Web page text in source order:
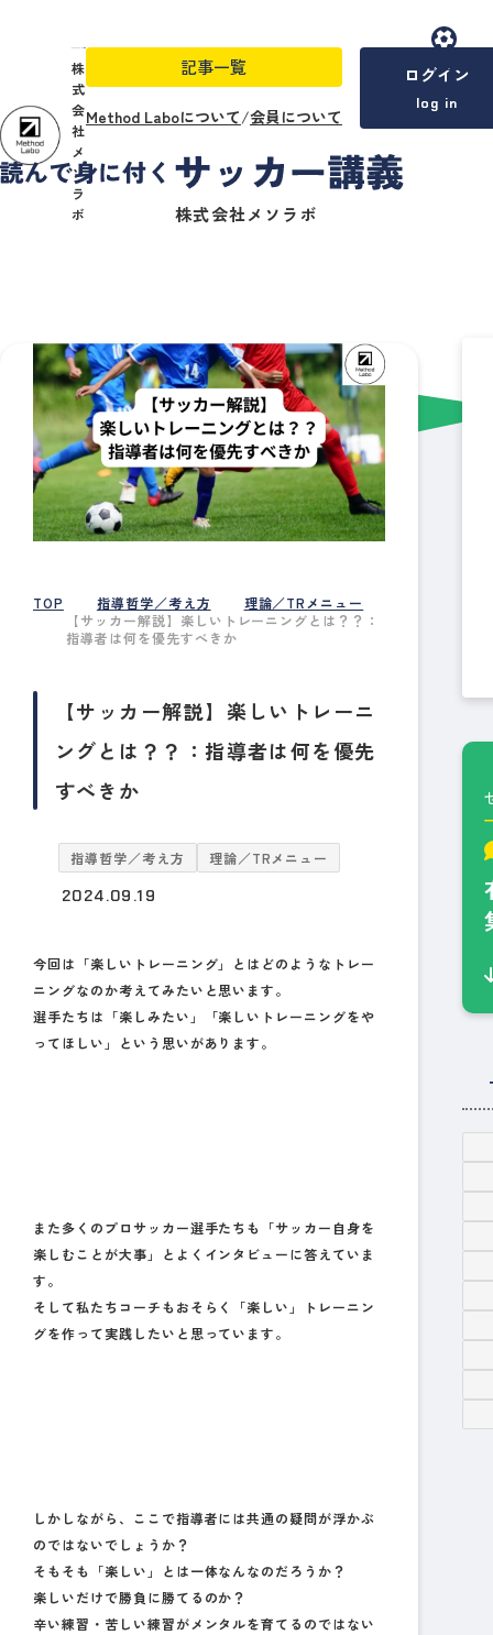
株
式
会
社
メ
ソ
ラ
ボ
記事一覧
Method Laboについて/会員について
ログイン
log in
株式会社メソラボ
menu
TOP 指導哲学／考え方
理論／TRメニュー
【サッカー解説】楽しいトレーニングとは？？：
指導者は何を優先すべきか
【サッカー解説】楽しいトレーニ
ングとは？？：指導者は何を優先
すべきか
指導哲学／考え方 理論／TRメニュー
2024.09.19
今回は「楽しいトレーニング」とはどのようなトレー
ニングなのか考えてみたいと思います。
選手たちは「楽しみたい」「楽しいトレーニングをや
ってほしい」という思いがあります。
また多くのプロサッカー選手たちも「サッカー自身を
楽しむことが大事」とよくインタビューに答えていま
す。
そして私たちコーチもおそらく「楽しい」トレーニン
グを作って実践したいと思っています。
しかしながら、ここで指導者には共通の疑問が浮かぶ
のではないでしょうか？
そもそも「楽しい」とは一体なんなのだろうか？
楽しいだけで勝負に勝てるのか？
辛い練習・苦しい練習がメンタルを育てるのではない